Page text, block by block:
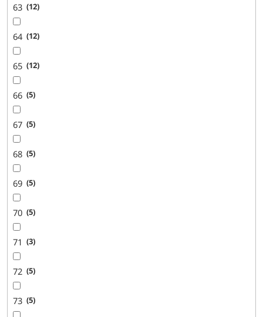
63 12
64 12
65 12
66 5
67 5
68 5
69 5
70 5
71 3
72 5
73 5